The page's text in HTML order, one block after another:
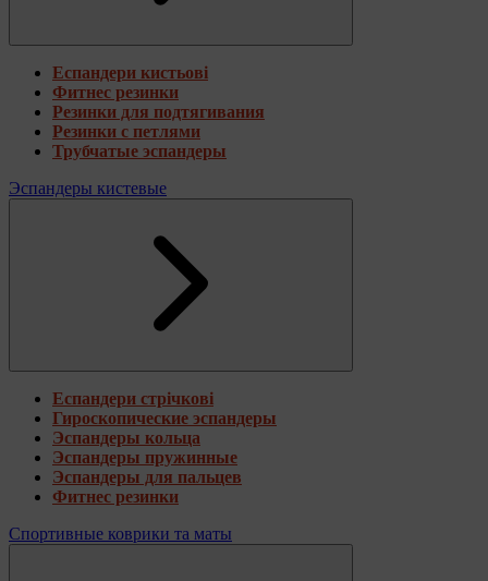
Еспандери кистьові
Фитнес резинки
Резинки для подтягивания
Резинки с петлями
Трубчатые эспандеры
Эспандеры кистевые
Еспандери стрічкові
Гироскопические эспандеры
Эспандеры кольца
Эспандеры пружинные
Эспандеры для пальцев
Фитнес резинки
Спортивные коврики та маты